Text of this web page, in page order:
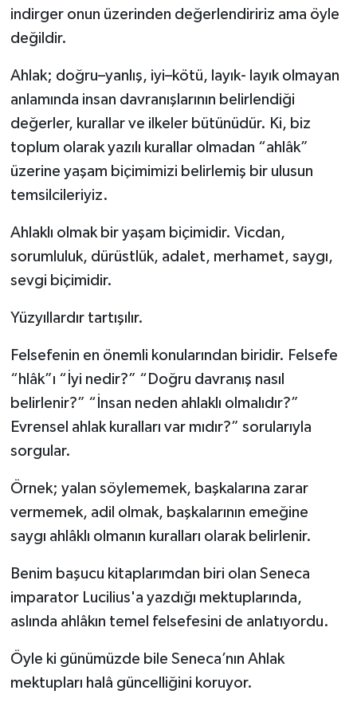
indirger onun üzerinden değerlendiririz ama öyle
değildir.
Ahlak; doğru–yanlış, iyi–kötü, layık- layık olmayan
anlamında insan davranışlarının belirlendiği
değerler, kurallar ve ilkeler bütünüdür. Ki, biz
toplum olarak yazılı kurallar olmadan “ahlâk”
üzerine yaşam biçimimizi belirlemiş bir ulusun
temsilcileriyiz.
Ahlaklı olmak bir yaşam biçimidir. Vicdan,
sorumluluk, dürüstlük, adalet, merhamet, saygı,
sevgi biçimidir.
Yüzyıllardır tartışılır.
Felsefenin en önemli konularından biridir. Felsefe
“hlâk”ı “İyi nedir?” “Doğru davranış nasıl
belirlenir?” “İnsan neden ahlaklı olmalıdır?”
Evrensel ahlak kuralları var mıdır?” sorularıyla
sorgular.
Örnek; yalan söylememek, başkalarına zarar
vermemek, adil olmak, başkalarının emeğine
saygı ahlâklı olmanın kuralları olarak belirlenir.
Benim başucu kitaplarımdan biri olan Seneca
imparator Lucilius'a yazdığı mektuplarında,
aslında ahlâkın temel felsefesini de anlatıyordu.
Öyle ki günümüzde bile Seneca’nın Ahlak
mektupları halâ güncelliğini koruyor.